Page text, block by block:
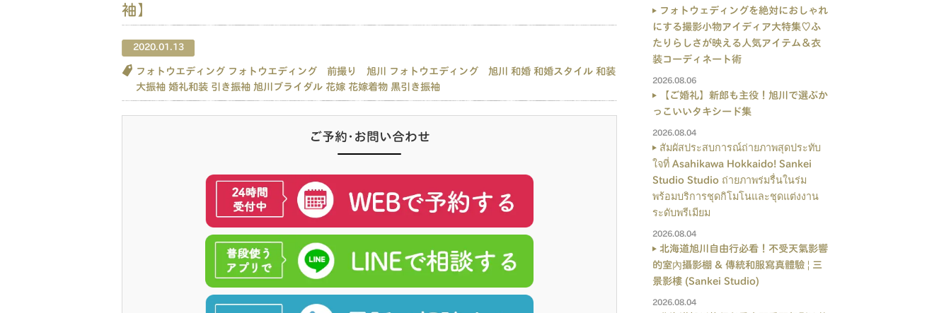
袖】
2020.01.13
フォトウエディング フォトウエディング 前撮り 旭川 フォトウエディング 旭川 和婚 和婚スタイル 和装
大振袖 婚礼和装 引き振袖 旭川ブライダル 花嫁 花嫁着物 黒引き振袖
ご予約･お問い合わせ
フォトウェディングを絶対におしゃれ
にする撮影小物アイディア大特集♡ふ
たりらしさが映える人気アイテム＆衣
装コーディネート術
2026.08.06
【ご婚礼】新郎も主役！旭川で選ぶか
っこいいタキシード集
2026.08.04
สัมผัสประสบการณ์ถ่ายภาพสุดประทับ
ใจที่ Asahikawa Hokkaido! Sankei
Studio Studio ถ่ายภาพร่มรื่นในร่ม
พร้อมบริการชุดกิโมโนและชุดแต่งงาน
ระดับพรีเมียม
2026.08.04
北海道旭川自由行必看！不受天氣影響
的室內攝影棚 & 傳統和服寫真體驗 | 三
景影樓 (Sankei Studio)
2026.08.04